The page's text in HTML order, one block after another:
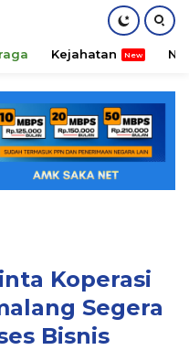
Kejahatan
Koperasi
Segera
Bisnis